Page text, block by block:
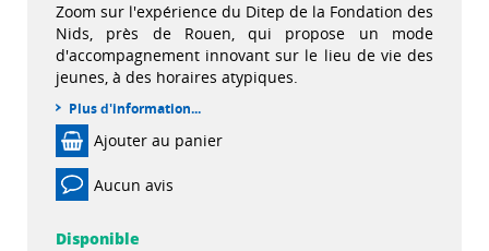
Zoom sur l'expérience du Ditep de la Fondation des
Nids, près de Rouen, qui propose un mode
d'accompagnement innovant sur le lieu de vie des
jeunes, à des horaires atypiques.
Plus d'information...
Ajouter au panier
Aucun avis
Disponible